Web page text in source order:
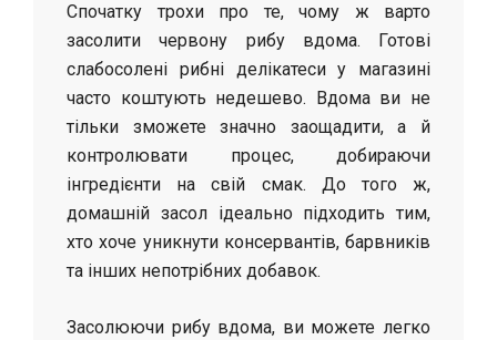
Спочатку трохи про те, чому ж варто
засолити червону рибу вдома. Готові
слабосолені рибні делікатеси у магазині
часто коштують недешево. Вдома ви не
тільки зможете значно заощадити, а й
контролювати процес, добираючи
інгредієнти на свій смак. До того ж,
домашній засол ідеально підходить тим,
хто хоче уникнути консервантів, барвників
та інших непотрібних добавок.
Засолюючи рибу вдома, ви можете легко